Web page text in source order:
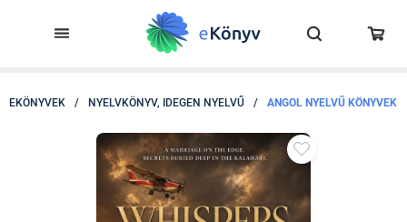
EKÖNYVEK / NYELVKÖNYV, IDEGEN NYELVŰ / ANGOL NYELVŰ KÖNYVEK